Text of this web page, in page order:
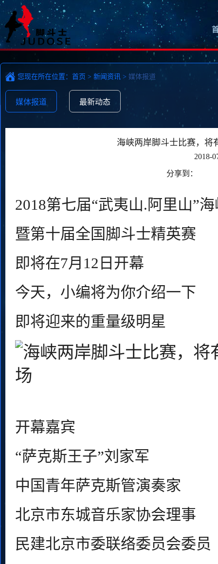
您现在所在位置： 首页 > 新闻资讯 > 媒体报道
媒体报道 最新动态
海峡两岸脚斗士比赛，将
2018-
分享到：
2018第七届“武夷山.阿里山”
暨第十届全国脚斗士精英赛
即将在7月12日开幕
今天，小编将为你介绍一下
即将迎来的重量级明星
开幕嘉宾
“萨克斯王子”刘家军
中国青年萨克斯管演奏家
北京市东城音乐家协会理事
民建北京市委联络委员会委员